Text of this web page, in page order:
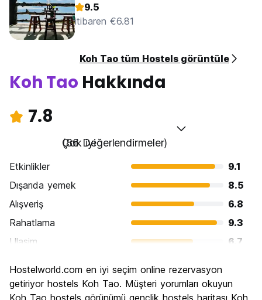
9.5
itibaren €6.81
Koh Tao tüm Hostels görüntüle
Koh Tao Hakkında
7.8
Çok iyi
(86 Değerlendirmeler)
Etkinlikler
9.1
Dışarıda yemek
8.5
Alışveriş
6.8
Rahatlama
9.3
Ulasim
6.7
Kültür
6.1
Gece hayatı
8.3
Hostelworld.com en iyi seçim online rezervasyon
getiriyor hostels Koh Tao. Müşteri yorumları okuyun
Koh Tao hostels görünümü gençlik hostels haritası Koh